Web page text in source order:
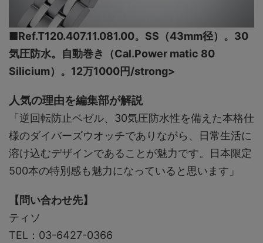
■Ref.T120.407.11.081.00。SS（43mm径）。30
気圧防水。自動巻き（Cal.Power matic 80
Silicium）。12万1000円/strong>
人気の理由を編集部が解説
「逆回転防止ベゼル、30気圧防水性を備えた本格仕
様のダイバーズウオッチでありながら、日常生活に
溶け込むデザインであることが魅力です。日本限定
500本の特別感も魅力になっていると思います」
【問い合わせ先】
ティソ
TEL：03-6427-0366